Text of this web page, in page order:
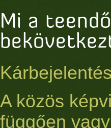
Mi a
Kárbejelentés
A közös
függően